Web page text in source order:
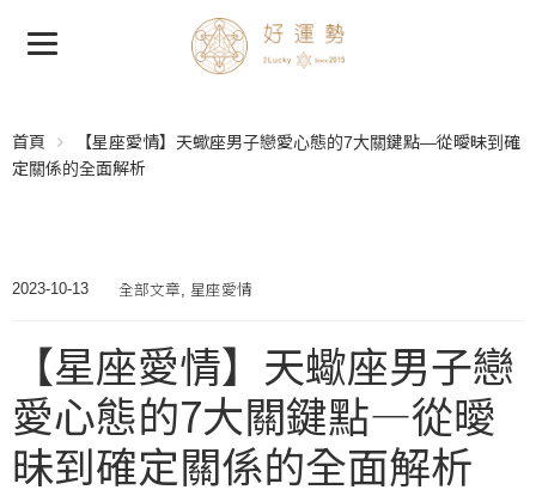
首頁
【星座愛情】天蠍座男子戀愛心態的7大關鍵點—從曖昧到確
定關係的全面解析
2023-10-13 全部文章, 星座愛情
【星座愛情】天蠍座男子戀
愛心態的7大關鍵點—從曖
昧到確定關係的全面解析